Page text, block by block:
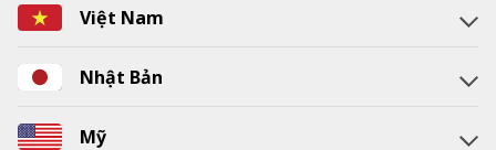
Việt Nam
Nhật Bản
Mỹ